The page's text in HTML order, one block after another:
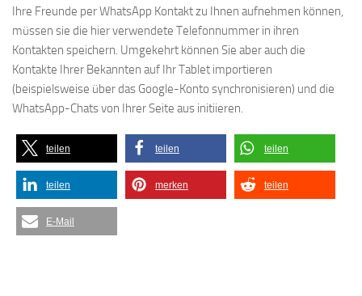
Ihre Freunde per WhatsApp Kontakt zu Ihnen aufnehmen können,
müssen sie die hier verwendete Telefonnummer in ihren
Kontakten speichern. Umgekehrt können Sie aber auch die
Kontakte Ihrer Bekannten auf Ihr Tablet importieren
(beispielsweise über das Google-Konto synchronisieren) und die
WhatsApp-Chats von Ihrer Seite aus initiieren.
teilen teilen teilen
teilen merken teilen
E-Mail